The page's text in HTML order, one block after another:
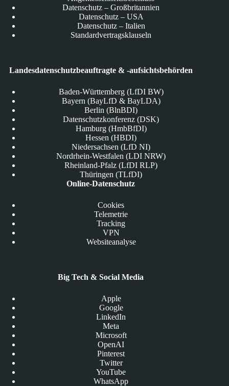
Datenschutz – Großbritannien
Datenschutz – USA
Datenschutz – Italien
Standardvertragsklauseln
Landesdatenschutzbeauftragte & -aufsichtsbehörden
Baden-Württemberg (LfDI BW)
Bayern (BayLfD & BayLDA)
Berlin (BlnBDI)
Datenschutzkonferenz (DSK)
Hamburg (HmbBfDI)
Hessen (HBDI)
Niedersachsen (LfD NI)
Nordrhein-Westfalen (LDI NRW)
Rheinland-Pfalz (LfDI RLP)
Thüringen (TLfDI)
Online-Datenschutz
Cookies
Telemetrie
Tracking
VPN
Websiteanalyse
Big Tech & Social Media
Apple
Google
LinkedIn
Meta
Microsoft
OpenAI
Pinterest
Twitter
YouTube
WhatsApp